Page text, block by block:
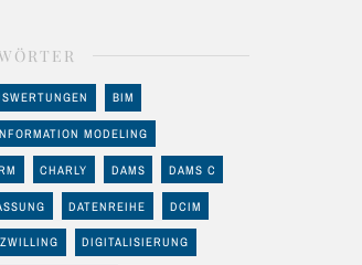
BIM
MODELING
CHARLY DAMS DAMS C
DATENREIHE DCIM
DIGITALISIERUNG